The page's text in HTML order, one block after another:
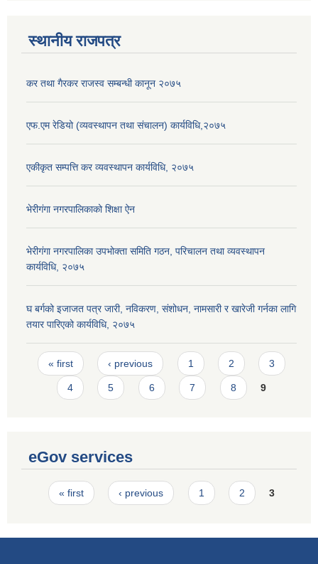
स्थानीय राजपत्र
कर तथा गैरकर राजस्व सम्बन्धी कानून २०७५
एफ.एम रेडियो (व्यवस्थापन तथा संचालन) कार्यविधि,२०७५
एकीकृत सम्पत्ति कर व्यवस्थापन कार्यविधि, २०७५
भेरीगंगा नगरपालिकाको शिक्षा ऐन
भेरीगंगा नगरपालिका उपभोक्ता समिति गठन, परिचालन तथा व्यवस्थापन
कार्यविधि, २०७५
घ बर्गको इजाजत पत्र जारी, नविकरण, संशोधन, नामसारी र खारेजी गर्नका लागि
तयार पारिएको कार्यविधि, २०७५
Pages
« first ‹ previous 1 2 3
4 5 6 7 8 9
eGov services
Pages
« first ‹ previous 1 2 3